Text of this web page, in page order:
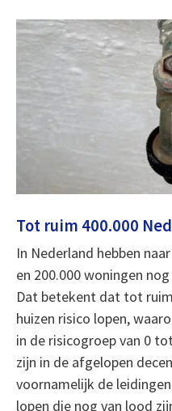
Tot ruim 400.000
In Nederland hebben
en 200.000 woningen
Dat betekent dat tot
huizen risico lopen,
in de risicogroep van 0
zijn in de afgelopen
voornamelijk de
lopen die nog van lood